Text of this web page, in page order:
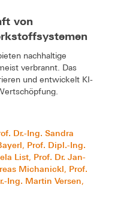
von
nachhaltige
verbrannt. Das
und entwickelt KI-
Dr.-Ing. Sandra
, Prof. Dipl.-Ing.
List, Prof. Dr. Jan-
Michanickl, Prof.
Ing. Martin Versen,